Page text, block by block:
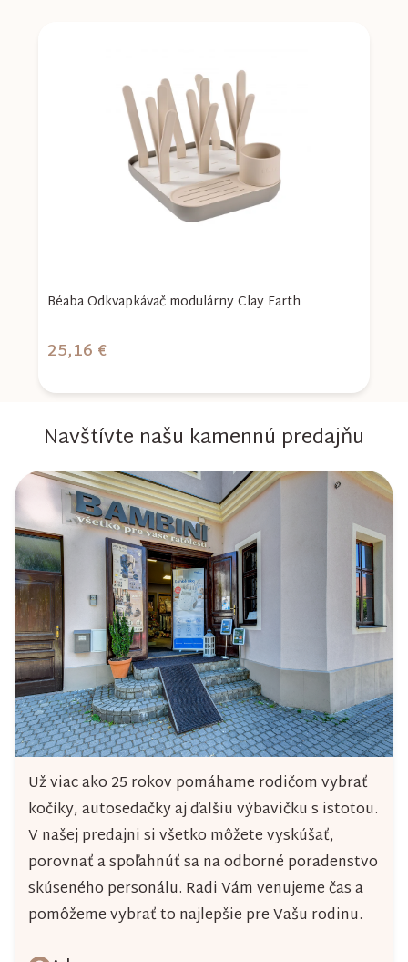
Béaba Odkvapkávač modulárny Clay Earth
25,16 €
Navštívte našu kamennú predajňu
Už viac ako 25 rokov pomáhame rodičom vybrať
kočíky, autosedačky aj ďalšiu výbavičku s istotou.
V našej predajni si všetko môžete vyskúšať,
porovnať a spoľahnúť sa na odborné poradenstvo
skúseného personálu. Radi Vám venujeme čas a
pomôžeme vybrať to najlepšie pre Vašu rodinu.